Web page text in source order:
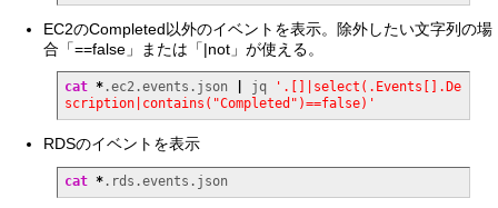
EC2のCompleted以外のイベントを表示。除外したい文字列の場
合「==false」または「|not」が使える。
cat *.ec2.events.json jq
'.[]|select(.Events[].De
scription|contains("Completed")==false)'
RDSのイベントを表示
cat *.rds.events.json